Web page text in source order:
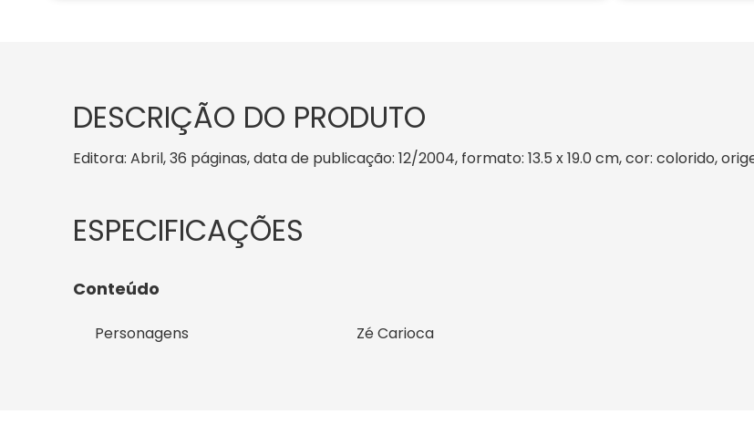
DESCRIÇÃO DO PRODUTO
Editora: Abril, 36 páginas, data de publicação: 12/2004, formato: 13.5 x 19.0 cm, cor: colorido,
Conteúdo
Personagens Zé Carioca